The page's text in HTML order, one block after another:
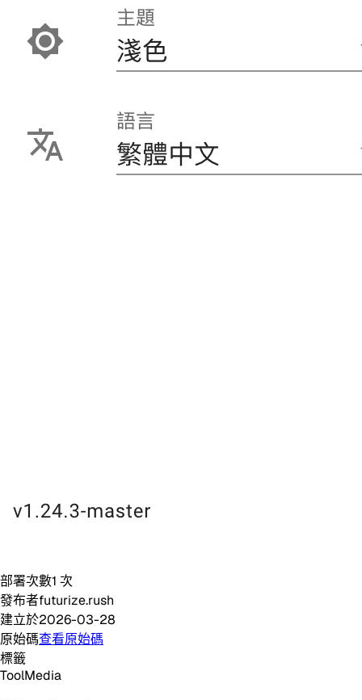
部署次數1 次
發布者futurize.rush
建立於2026-03-28
原始碼查看原始碼
標籤
ToolMedia